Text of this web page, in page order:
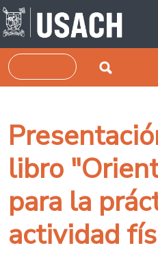
Pasar al contenido principal
Buscar
libro
para la
actividad